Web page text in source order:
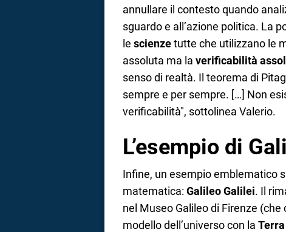
annullare il contesto quando
sguardo e all’azione politica. La
le scienzetutte che utilizzano le
assoluta ma la verificabilità
senso di realtà. Il teorema di
sempre e per sempre. […] Non
verificabilità", sottolinea Valerio.
L’esempio di
Infine, un esempio emblematico
matematica: Galileo Galilei. Il
nel Museo Galileo di Firenze
modello dell’universo con la